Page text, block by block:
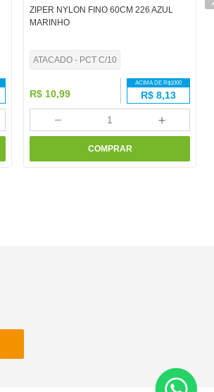
ZIPER NYLON FINO 60CM 226 AZUL
MARINHO
ATACADO - PCT C/10
R$ 10,99
ACIMA DE R$1000
R$ 8,13
＋
－
COMPRAR